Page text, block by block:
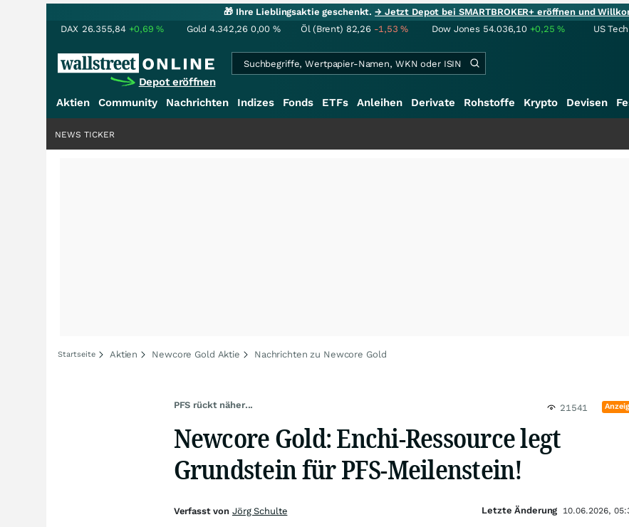
🎁 Ihre Lieblingsaktie geschenkt.→ Jetzt Depot bei SMARTBROKER+ eröffnen und
DAX 26.355,84 +0,69% Gold 4.342,26 0,00 % Öl (Brent) 82,26 -1,53% Dow Jones 54.036,10 +0,25% US
Depot eröffnen
Aktien Community Nachrichten Indizes Fonds ETFs Anleihen Derivate Rohstoffe Krypto Devisen
NEWS TICKER
Startseite Aktien Newcore Gold Aktie Nachrichten zu Newcore Gold
PFS rückt näher... 21541
Newcore Gold: Enchi-Ressource legt
Grundstein für PFS-Meilenstein!
Verfasst von Jörg Schulte Letzte Änderung 10.06.2026,